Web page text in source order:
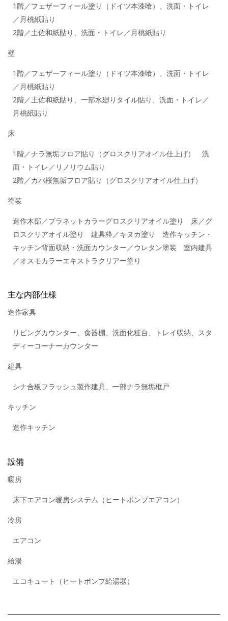
1階／フェザーフィール塗り（ドイツ本漆喰）、洗面・トイレ
／月桃紙貼り
2階／土佐和紙貼り、洗面・トイレ／月桃紙貼り
壁
1階／フェザーフィール塗り（ドイツ本漆喰）、洗面・トイレ
／月桃紙貼り
2階／土佐和紙貼り、一部水廻りタイル貼り、洗面・トイレ／
月桃紙貼り
床
1階／ナラ無垢フロア貼り（グロスクリアオイル仕上げ） 洗
面・トイレ／リノリウム貼り
2階／カバ桜無垢フロア貼り（グロスクリアオイル仕上げ）
塗装
造作木部／プラネットカラーグロスクリアオイル塗り 床／グ
ロスクリアオイル塗り 建具枠／キヌカ塗り 造作キッチン・
キッチン背面収納・洗面カウンター／ウレタン塗装 室内建具
／オスモカラーエキストラクリアー塗り
主な内部仕様
造作家具
リビングカウンター、食器棚、洗面化粧台、トレイ収納、スタ
ディーコーナーカウンター
建具
シナ合板フラッシュ製作建具、一部ナラ無垢框戸
キッチン
造作キッチン
設備
暖房
床下エアコン暖房システム（ヒートポンプエアコン）
冷房
エアコン
給湯
エコキュート（ヒートポンプ給湯器）